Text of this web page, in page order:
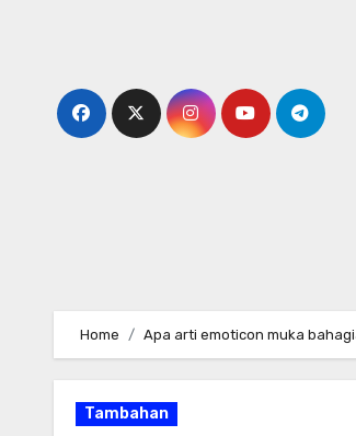
Home Apa arti emoticon muka
Tambahan